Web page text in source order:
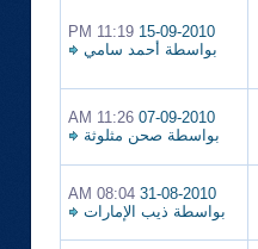
15-09-2010
11:19 PM
بواسطة أحمد سامي
07-09-2010
11:26 AM
بواسطة صحن مثلوثة
31-08-2010
08:04 AM
بواسطة ذيب الإمارات